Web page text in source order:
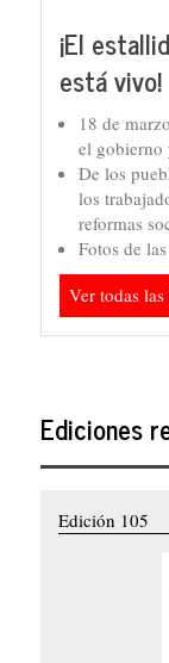
¡El
está vivo!
18 de
el gobierno
De los
los
reformas
Fotos de
Ver todas las
Ediciones
Edición 105